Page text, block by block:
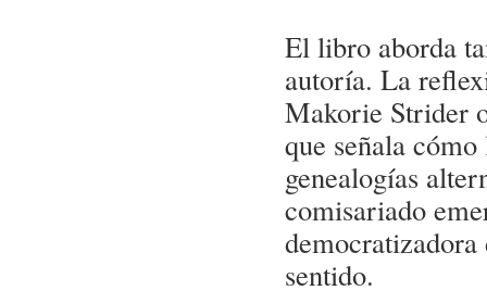
El libro aborda
autoría. La
Makorie Strider
que señala
genealogías
comisariado
sentido.